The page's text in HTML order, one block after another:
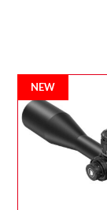
NEW